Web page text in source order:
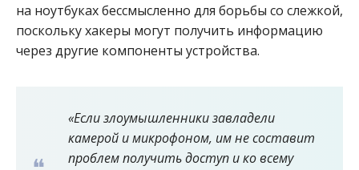
на ноутбуках бессмысленно для борьбы со слежкой,
поскольку хакеры могут получить информацию
через другие компоненты устройства.
«Если злоумышленники завладели
камерой и микрофоном, им не составит
проблем получить доступ и ко всему